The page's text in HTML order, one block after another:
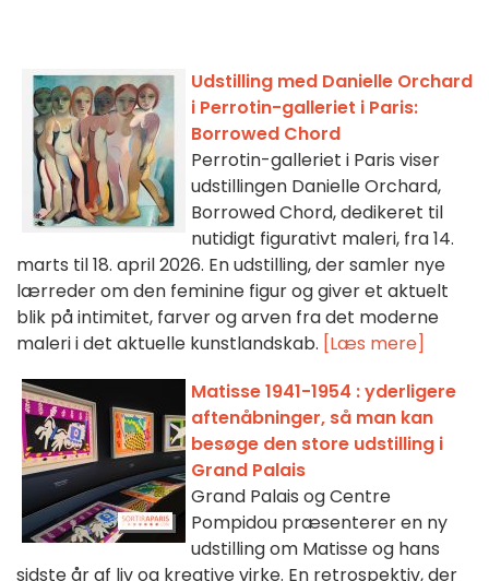
Udstilling med Danielle Orchard
i Perrotin-galleriet i Paris:
Borrowed Chord
Perrotin-galleriet i Paris viser
udstillingen Danielle Orchard,
Borrowed Chord, dedikeret til
nutidigt figurativt maleri, fra 14.
marts til 18. april 2026. En udstilling, der samler nye
lærreder om den feminine figur og giver et aktuelt
blik på intimitet, farver og arven fra det moderne
maleri i det aktuelle kunstlandskab. [Læs mere]
Matisse 1941-1954 : yderligere
aftenåbninger, så man kan
besøge den store udstilling i
Grand Palais
Grand Palais og Centre
Pompidou præsenterer en ny
udstilling om Matisse og hans
sidste år af liv og kreative virke. En retrospektiv, der